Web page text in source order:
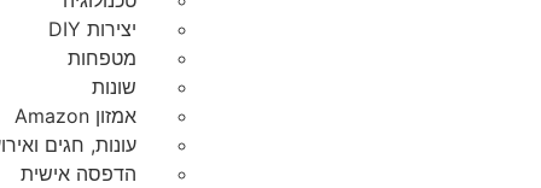
יצירות DIY
מטפחות
שונות
אמזון Amazon
עונות, חגים
הדפסה אישית